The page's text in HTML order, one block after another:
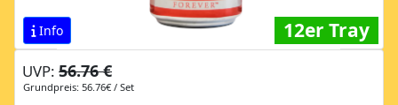
Info 12er Tray
UVP: 56.76 €
Grundpreis: 56.76€ / Set